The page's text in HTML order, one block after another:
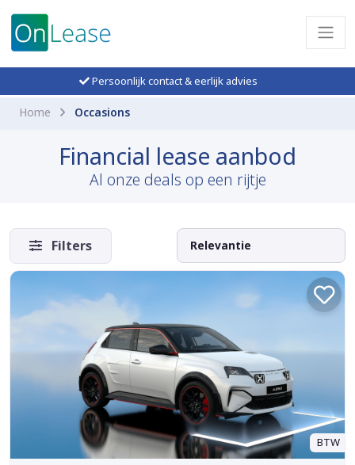
Persoonlijk contact & eerlijk advies
Home Occasions
Financial lease aanbod
Al onze deals op een rijtje
Filters
BTW